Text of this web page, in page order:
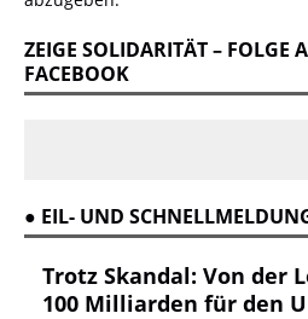
ZEIGE SOLIDARITÄT – FOLGE
FACEBOOK
● EIL- UND
Trotz Skandal: Von der
100 Milliarden für den